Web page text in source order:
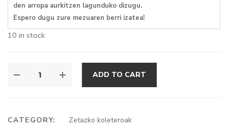
den arropa aurkitzen lagunduko dizugu.
Espero dugu zure mezuaren berri izatea!
10 in stock
KOLETERO
ADD TO CART
CATEGORY:
Zetazko koleteroak